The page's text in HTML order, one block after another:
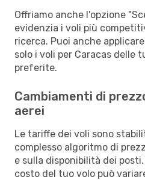
Offriamo anche l'opzione
evidenzia i voli più
ricerca. Puoi anche
solo i voli per Caracas delle
preferite.
Cambiamenti di
aerei
Le tariffe dei voli sono
complesso algoritmo di
e sulla disponibilità dei
costo del tuo volo può